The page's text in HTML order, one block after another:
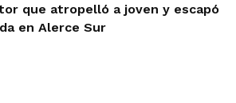
que atropelló a joven y escapó
en Alerce Sur